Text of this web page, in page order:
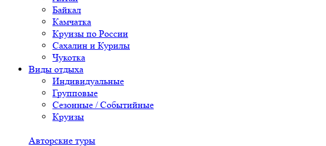
Байкал
Камчатка
Круизы по России
Сахалин и Курилы
Чукотка
Виды отдыха
Индивидуальные
Групповые
Сезонные / Событийные
Круизы
Авторские туры